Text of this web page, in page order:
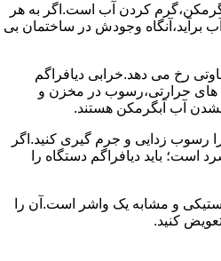
کردن آب است.اگر به هر
برآید،آنگاه وجودش در ساختمان بی
رخ می دهد.خرابی دیافراگم
های حرارتی،رسوب در مخزن و
آب آبگرمکن هستند.
رسوب زدایی و جرم گیری کنید.اگر
باید دیافراگم دستگاه را
و مشابه یک واشر است.آن را
کنید.